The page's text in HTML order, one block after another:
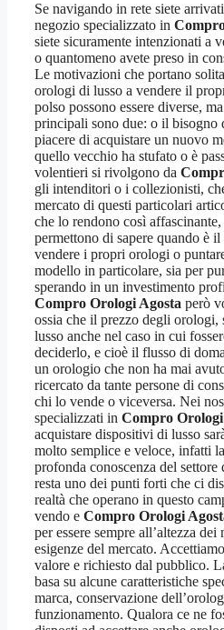
Se navigando in rete siete
negozio specializzato in
siete sicuramente intenzionati a
o quantomeno avete preso in
Le motivazioni che portano
orologi di lusso a vendere il
polso possono essere diverse,
principali sono due: o il bisogno
piacere di acquistare un nuovo
quello vecchio ha stufato o è
volentieri si rivolgono da
gli intenditori o i collezionisti,
mercato di questi particolari
che lo rendono così
permettono di sapere quando è
vendere i propri orologi o
modello in particolare, sia per
sperando in un investimento
Compro Orologi Agosta però
ossia che il prezzo degli orologi,
lusso anche nel caso in cui
deciderlo, e cioè il flusso di
un orologio che non ha mai
ricercato da tante persone di
chi lo vende o viceversa. Nei
specializzati in Compro
acquistare dispositivi di lusso
molto semplice e veloce, infatti
profonda conoscenza del
resta uno dei punti forti che ci
realtà che operano in questo
vendo e Compro Orologi
per essere sempre all’altezza
esigenze del mercato.
valore e richiesto dal pubblico.
basa su alcune caratteristiche
marca, conservazione
funzionamento. Qualora ce ne